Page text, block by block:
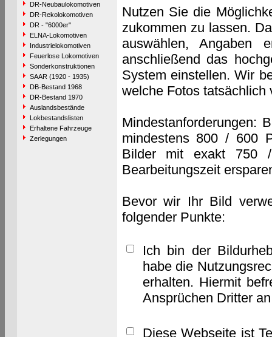
DR-Neubaulokomotiven
DR-Rekolokomotiven
DR - "6000er"
ELNA-Lokomotiven
Industrielokomotiven
Feuerlose Lokomotiven
Sonderkonstruktionen
SAAR (1920 - 1935)
DB-Bestand 1968
DR-Bestand 1970
Auslandsbestände
Lokbestandslisten
Erhaltene Fahrzeuge
Zerlegungen
Nutzen Sie die
zukommen zu lassen.
auswählen, Angaben
anschließend das
System einstellen. Wir
welche Fotos tatsächlich
Mindestanforderungen:
mindestens 800 / 600
Bilder mit exakt 750
Bearbeitungszeit
Bevor wir Ihr Bild
folgender Punkte:
Ich bin der
habe die
erhalten. Hiermit
Ansprüchen Dritter
Diese Webseite ist